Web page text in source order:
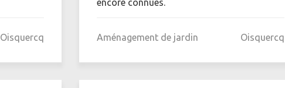
Oisquercq
encore connues.
Aménagement de jardin Oisquercq